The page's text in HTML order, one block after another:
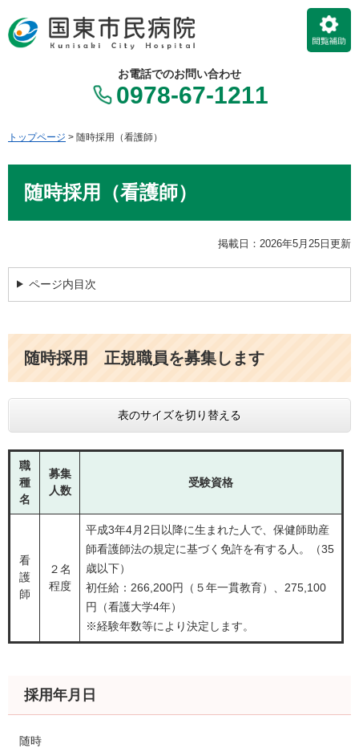
ー
ジ
ニ
ュ
て
お電話でのお問い合わせ
0978-67-1211
トップページ > 随時採用（看護師）
随時採用（看護師）
掲載日：2026年5月25日更新
ページ内目次
随時採用 正規職員を募集します​
表のサイズを切り替える
職
種
名
募集
人数
受験資格
看
護
師
２名
程度
平成3年4月2日以降に生まれた人で、保健師助産
師看護師法の規定に基づく免許を有する人。（35
歳以下）
初任給：266,200円（５年一貫教育）、275,100
円（看護大学4年）
※経験年数等により決定します。
採用年月日
随時